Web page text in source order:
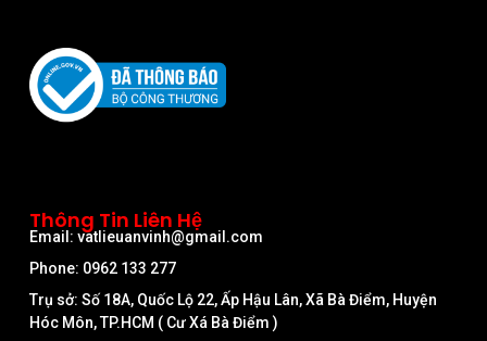
Thông Tin Liên Hệ
Email: vatlieuanvinh@gmail.com
Phone: 0962 133 277
Trụ sở: Số 18A, Quốc Lộ 22, Ấp Hậu Lân, Xã Bà Điểm, Huyện
Hóc Môn, TP.HCM ( Cư Xá Bà Điểm )